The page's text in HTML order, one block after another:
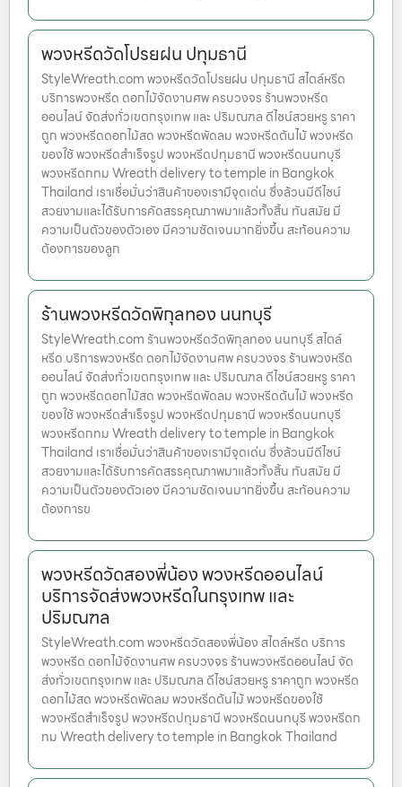
พวงหรีดวัดโปรยฝน ปทุมธานี
StyleWreath.com พวงหรีดวัดโปรยฝน ปทุมธานี สไตล์หรีด
บริการพวงหรีด ดอกไม้จัดงานศพ ครบวงจร ร้านพวงหรีด
ออนไลน์ จัดส่งทั่วเขตกรุงเทพ และ ปริมณฑล ดีไซน์สวยหรู ราคา
ถูก พวงหรีดดอกไม้สด พวงหรีดพัดลม พวงหรีดต้นไม้ พวงหรีด
ของใช้ พวงหรีดสำเร็จรูป พวงหรีดปทุมธานี พวงหรีดนนทบุรี
พวงหรีดกทม Wreath delivery to temple in Bangkok
Thailand เราเชื่อมั่นว่าสินค้าของเรามีจุดเด่น ซึ่งล้วนมีดีไซน์
สวยงามและได้รับการคัดสรรคุณภาพมาแล้วทั้งสิ้น ทันสมัย มี
ความเป็นตัวของตัวเอง มีความชัดเจนมากยิ่งขึ้น สะท้อนความ
ต้องการของลูก
ร้านพวงหรีดวัดพิกุลทอง นนทบุรี
StyleWreath.com ร้านพวงหรีดวัดพิกุลทอง นนทบุรี สไตล์
หรีด บริการพวงหรีด ดอกไม้จัดงานศพ ครบวงจร ร้านพวงหรีด
ออนไลน์ จัดส่งทั่วเขตกรุงเทพ และ ปริมณฑล ดีไซน์สวยหรู ราคา
ถูก พวงหรีดดอกไม้สด พวงหรีดพัดลม พวงหรีดต้นไม้ พวงหรีด
ของใช้ พวงหรีดสำเร็จรูป พวงหรีดปทุมธานี พวงหรีดนนทบุรี
พวงหรีดกทม Wreath delivery to temple in Bangkok
Thailand เราเชื่อมั่นว่าสินค้าของเรามีจุดเด่น ซึ่งล้วนมีดีไซน์
สวยงามและได้รับการคัดสรรคุณภาพมาแล้วทั้งสิ้น ทันสมัย มี
ความเป็นตัวของตัวเอง มีความชัดเจนมากยิ่งขึ้น สะท้อนความ
ต้องการข
พวงหรีดวัดสองพี่น้อง พวงหรีดออนไลน์
บริการจัดส่งพวงหรีดในกรุงเทพ และ
ปริมณฑล
StyleWreath.com พวงหรีดวัดสองพี่น้อง สไตล์หรีด บริการ
พวงหรีด ดอกไม้จัดงานศพ ครบวงจร ร้านพวงหรีดออนไลน์ จัด
ส่งทั่วเขตกรุงเทพ และ ปริมณฑล ดีไซน์สวยหรู ราคาถูก พวงหรีด
ดอกไม้สด พวงหรีดพัดลม พวงหรีดต้นไม้ พวงหรีดของใช้
พวงหรีดสำเร็จรูป พวงหรีดปทุมธานี พวงหรีดนนทบุรี พวงหรีดก
ทม Wreath delivery to temple in Bangkok Thailand